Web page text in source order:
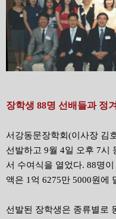
장학생 88명 선배들과 정
서강동문장학회(이사장 김
선발하고 9월 4일 오후 7시
서 수여식을 열었다. 88명
액은 1억 6275만 5000원에
선발된 장학생은 종류별로